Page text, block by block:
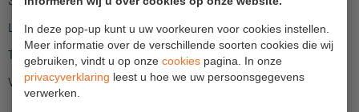
In deze pop-up kunt u uw voorkeuren voor cookies instellen.
Meer informatie over de verschillende soorten cookies die wij
gebruiken, vindt u op onze cookies pagina. In onze
privacyverklaring leest u hoe we uw persoonsgegevens
verwerken.
Reddingsmiddelen
ACTIES
Ladders
Trappen
Valbeveiliging